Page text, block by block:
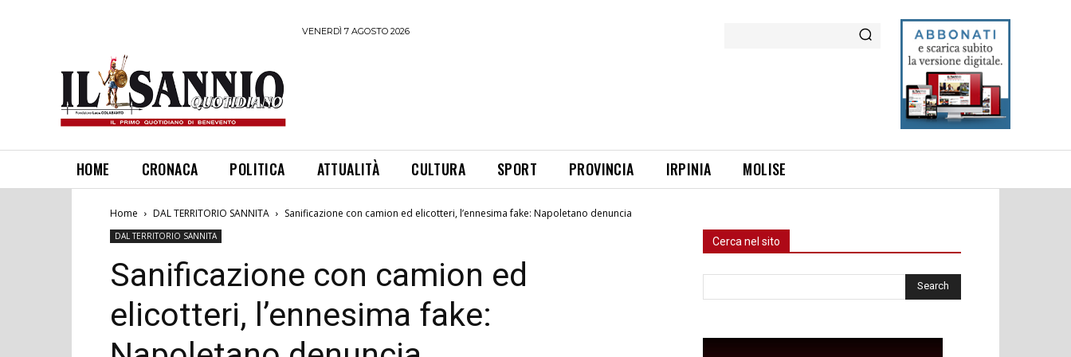
VENERDÌ 7 AGOSTO 2026
HOME CRONACA POLITICA ATTUALITÀ CULTURA SPORT PROVINCIA IRPINIA MOLISE
Home DAL TERRITORIO SANNITA Sanificazione con camion ed elicotteri, l’ennesima fake: Napoletano denuncia
DAL TERRITORIO SANNITA
Sanificazione con camion ed
elicotteri, l’ennesima fake:
Cerca nel sito